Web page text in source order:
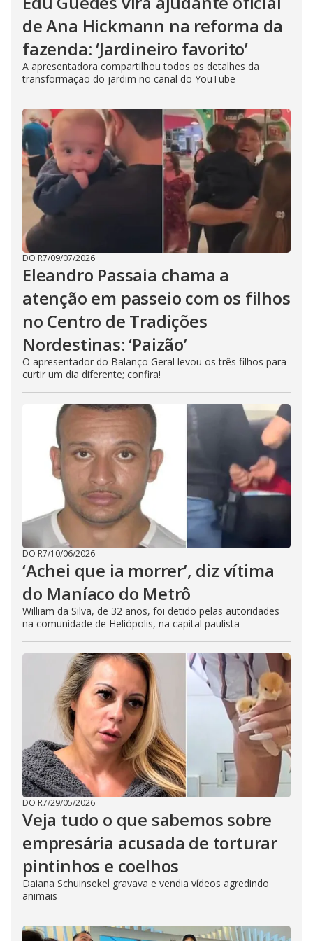
de Ana Hickmann na reforma da
fazenda: ‘Jardineiro favorito’
A apresentadora compartilhou todos os detalhes da
transformação do jardim no canal do YouTube
DO R7/09/07/2026
Eleandro Passaia chama a
atenção em passeio com os filhos
no Centro de Tradições
Nordestinas: ‘Paizão’
O apresentador do Balanço Geral levou os três filhos para
curtir um dia diferente; confira!
DO R7/10/06/2026
‘Achei que ia morrer’, diz vítima
do Maníaco do Metrô
William da Silva, de 32 anos, foi detido pelas autoridades
na comunidade de Heliópolis, na capital paulista
DO R7/29/05/2026
Veja tudo o que sabemos sobre
empresária acusada de torturar
pintinhos e coelhos
Daiana Schuinsekel gravava e vendia vídeos agredindo
animais